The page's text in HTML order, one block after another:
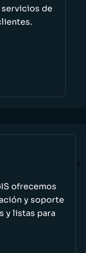
de
ofrecemos
y soporte
y listas para